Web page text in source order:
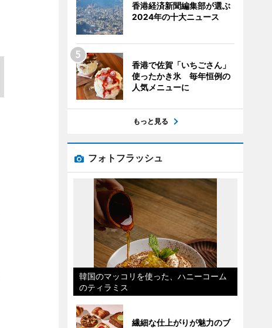
香港経済新聞編集部が選ぶ
2024年の十大ニュース
香港で佐賀「いちごさん」
使ったかき氷 毎年恒例の
人気メニューに
もっと見る
フォトフラッシュ
韓国のマッコリを使った、ハニーコーム
のティラミス
繊細な仕上がりが魅力のブ